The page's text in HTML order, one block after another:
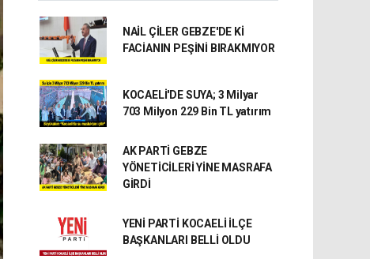
NAİL ÇİLER GEBZE'DE Kİ
FACİANIN PEŞİNİ BIRAKMIYOR
KOCAELİ'DE SUYA; 3 Milyar
703 Milyon 229 Bin TL yatırım
AK PARTİ GEBZE
YÖNETİCİLERİ YİNE MASRAFA
GİRDİ
YENİ PARTİ KOCAELİ İLÇE
BAŞKANLARI BELLİ OLDU